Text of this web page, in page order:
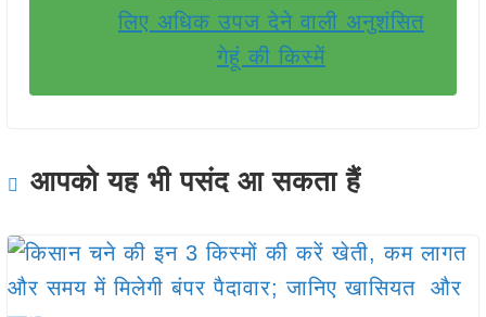
लिए अधिक उपज देने वाली अनुशंसित
गेहूं की किस्में
आपको यह भी पसंद आ सकता हैं